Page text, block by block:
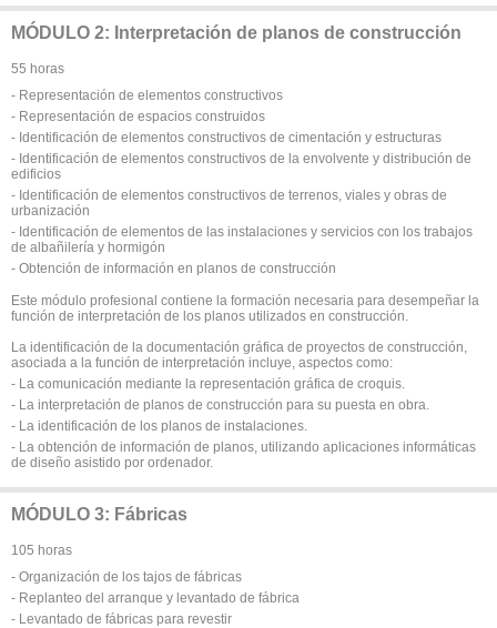
MÓDULO 2: Interpretación de planos de construcción
55 horas
- Representación de elementos constructivos
- Representación de espacios construidos
- Identificación de elementos constructivos de cimentación y estructuras
- Identificación de elementos constructivos de la envolvente y distribución de
edificios
- Identificación de elementos constructivos de terrenos, viales y obras de
urbanización
- Identificación de elementos de las instalaciones y servicios con los trabajos
de albañilería y hormigón
- Obtención de información en planos de construcción
Este módulo profesional contiene la formación necesaria para desempeñar la
función de interpretación de los planos utilizados en construcción.
La identificación de la documentación gráfica de proyectos de construcción,
asociada a la función de interpretación incluye, aspectos como:
- La comunicación mediante la representación gráfica de croquis.
- La interpretación de planos de construcción para su puesta en obra.
- La identificación de los planos de instalaciones.
- La obtención de información de planos, utilizando aplicaciones informáticas
de diseño asistido por ordenador.
MÓDULO 3: Fábricas
105 horas
- Organización de los tajos de fábricas
- Replanteo del arranque y levantado de fábrica
- Levantado de fábricas para revestir